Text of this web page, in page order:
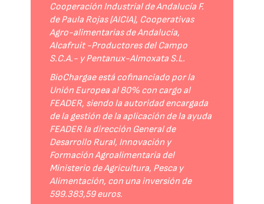
Cooperación Industrial de Andalucía F.
de Paula Rojas (AICIA), Cooperativas
Agro-alimentarias de Andalucía,
Alcafruit -Productores del Campo
S.C.A.- y Pentanux-Almoxata S.L.
BioChargae está cofinanciado por la
Unión Europea al 80% con cargo al
FEADER, siendo la autoridad encargada
de la gestión de la aplicación de la ayuda
FEADER la dirección General de
Desarrollo Rural, Innovación y
Formación Agroalimentaria del
Ministerio de Agricultura, Pesca y
Alimentación, con una inversión de
599.383,59 euros.